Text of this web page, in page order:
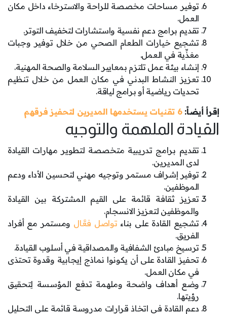
توفير مساحات مخصصة للراحة والاسترخاء داخل مكان
العمل.
تقديم برامج دعم نفسية واستشارات لتخفيف التوتر.
تشجيع خيارات الطعام الصحي من خلال توفير وجبات
مغذِّية في العمل.
إنشاء بيئة عمل تلتزم بمعايير السلامة والصحة المهنية.
تعزيز النشاط البدني في مكان العمل من خلال تنظيم
تحديات رياضية أو برامج لياقة.
إقرأ أيضاً:6 تقنيات يستخدمها المديرين لتحفيز فرقهم
القيادة الملهمة والتوجيه
تقديم برامج تدريبية متخصصة لتطوير مهارات القيادة
لدى المديرين.
توفير إشراف مستمر وتوجيه مهني لتحسين الأداء ودعم
الموظفين.
تعزيز ثقافة قائمة على القيم المشتركة بين القيادة
والموظفين لتعزيز الانسجام.
تشجيع القادة على بناء تواصل فعَّال ومستمر مع أفراد
الفريق.
ترسيخ مبادئ الشفافية والمصداقية في أسلوب القيادة.
تحفيز القادة على أن يكونوا نماذج إيجابية وقدوة تحتذى
في مكان العمل.
وضع أهداف واضحة وملهمة تدفع المؤسسة لِتحقيق
رؤيتها.
دعم القادة في اتخاذ قرارات مدروسة قائمة على التحليل